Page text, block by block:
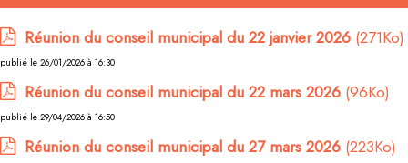
Réunion du conseil municipal du 22 janvier 2026 (271Ko)
publié le 26/01/2026 à 16:30
Réunion du conseil municipal du 22 mars 2026 (96Ko)
publié le 29/04/2026 à 16:50
Réunion du conseil municipal du 27 mars 2026 (223Ko)